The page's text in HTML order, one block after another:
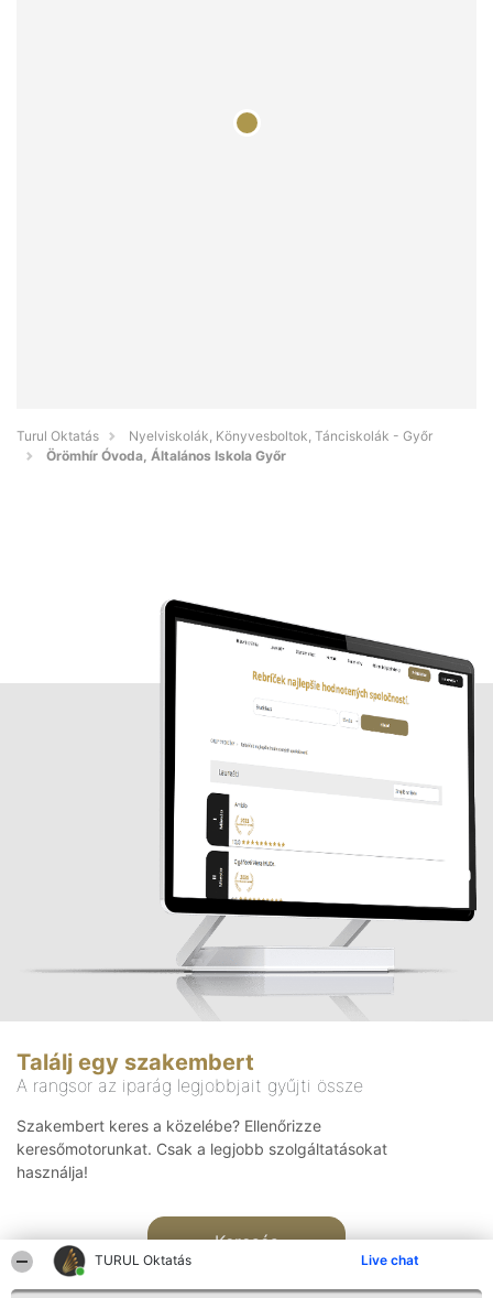
TURUL Oktatás Live chat
Turul Oktatás
Nyelviskolák, Könyvesboltok, Tánciskolák - Győr
Örömhír Óvoda, Általános Iskola Győr
Találj egy szakembert
A rangsor az iparág legjobbjait gyűjti össze
Szakembert keres a közelébe? Ellenőrizze
keresőmotorunkat. Csak a legjobb szolgáltatásokat
használja!
Keresés